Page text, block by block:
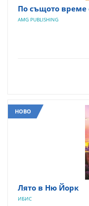
По същото време
AMG PUBLISHING
НОВО
Лято в Ню Йорк
ИБИС